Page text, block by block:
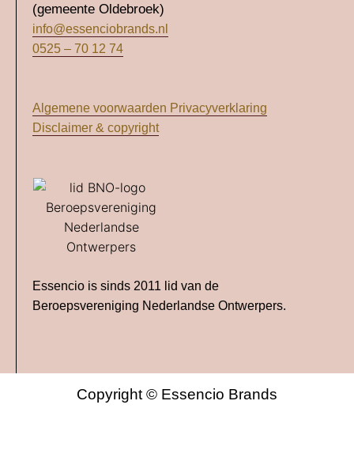
(gemeente Oldebroek)
info@essenciobrands.nl
0525 – 70 12 74
Algemene voorwaarden Privacyverklaring
Disclaimer & copyright
Essencio is sinds 2011 lid van de
Beroepsvereniging Nederlandse Ontwerpers.
Copyright © Essencio Brands